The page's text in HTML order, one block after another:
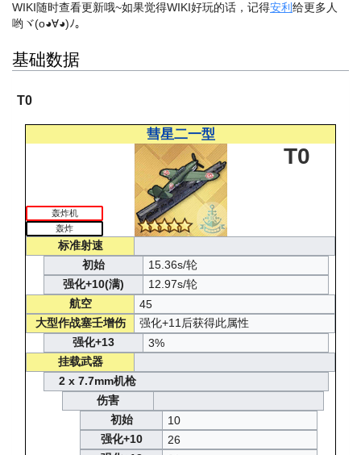
WIKI随时查看更新哦~如果觉得WIKI好玩的话，记得安利 给更多人
哟ヾ(o◕∀◕)ﾉ。
基础数据
T0
彗星二一型
轰炸机
轰炸
T0
标准射速
初始
15.36s/轮
强化+10(满)
12.97s/轮
航空
45
大型作战塞壬增伤
强化+11后获得此属性
强化+13
3%
挂载武器
2 x 7.7mm机枪
伤害
初始
10
强化+10
26